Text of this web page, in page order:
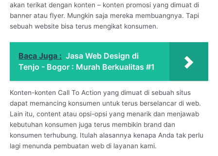
akan terikat dengan konten – konten promosi yang dimuat di
banner atau flyer. Mungkin saja mereka membuangnya. Tapi
sebuah website bisa terus mengikat konsumen.
Baca Juga : Jasa Web Design di
Tenjo - Bogor : Murah Berkualitas #1
Konten-konten Call To Action yang dimuat di sebuah situs
dapat memancing konsumen untuk terus berselancar di web.
Lain itu, content atau opsi-opsi yang menarik dan menjawab
kebutuhan konsumen juga terus membikin brand dan
konsumen terhubung. Itulah alasannya kenapa Anda tak perlu
lagi menunda pembuatan web di layanan kami.
Online